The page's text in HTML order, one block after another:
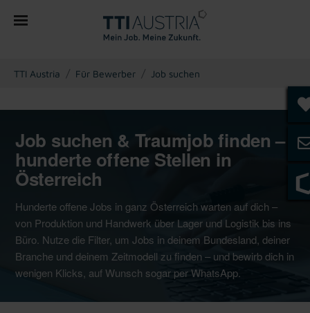
You are here:
TTI Austria Für Bewerber Job suchen
Job suchen & Traumjob finden –
hunderte offene Stellen in
Österreich
Hunderte offene Jobs in ganz Österreich warten auf dich –
von Produktion und Handwerk über Lager und Logistik bis ins
Büro. Nutze die Filter, um Jobs in deinem Bundesland, deiner
Branche und deinem Zeitmodell zu finden – und bewirb dich in
wenigen Klicks, auf Wunsch sogar per WhatsApp.